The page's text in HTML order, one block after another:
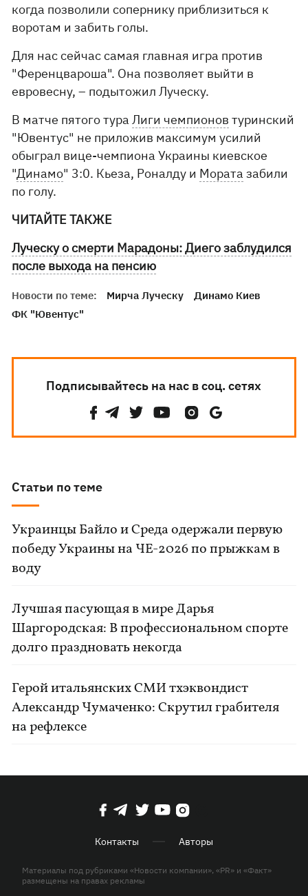
когда позволили сопернику приблизиться к
воротам и забить голы.
Для нас сейчас самая главная игра против
"Ференцвароша". Она позволяет выйти в
евровесну, – подытожил Луческу.
В матче пятого тураЛиги чемпионов туринский
"Ювентус" не приложив максимум усилий
обыграл вице-чемпиона Украины киевское
"Динамо" 3:0. Кьеза, Роналду и Мората забили
по голу.
ЧИТАЙТЕ ТАКЖЕ
Луческу о смерти Марадоны: Диего заблудился
после выхода на пенсию
Новости по теме: Мирча Луческу
Динамо Киев
ФК "Ювентус"
Подписывайтесь на нас в соц. сетях
Статьи по теме
Украинцы Байло и Среда одержали первую
победу Украины на ЧЕ-2026 по прыжкам в
воду
Лучшая пасующая в мире Дарья
Шаргородская: В профессиональном спорте
долго праздновать некогда
Герой итальянских СМИ тхэквондист
Александр Чумаченко: Скрутил грабителя
на рефлексе
Контакты Авторы
Материалы под рубриками «Новости компании», «PR» и «Факт»
размещены на правах рекламы